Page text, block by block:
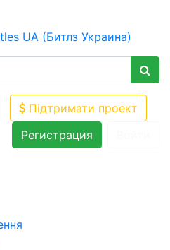
Підтримати проект
Регистрация